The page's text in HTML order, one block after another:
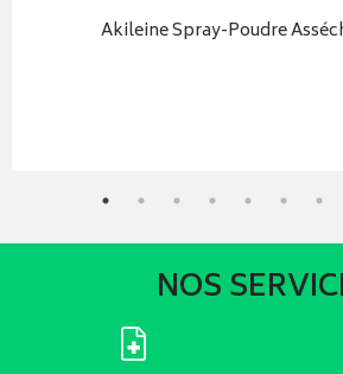
Akileine Spray-Poudre
NOS